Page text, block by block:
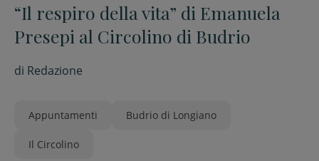
“Il respiro della vita” di Emanuela
Presepi al Circolino di Budrio
di Redazione
Appuntamenti Budrio di Longiano
Il Circolino